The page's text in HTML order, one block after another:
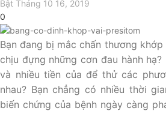
Bật Tháng 10 16, 2019
0
Bạn đang bị mắc chấn thương
chịu đựng những cơn đau hành
và nhiều tiền của để thử các
nhau? Bạn chẳng có nhiều thời
biến chứng của bệnh ngày càng